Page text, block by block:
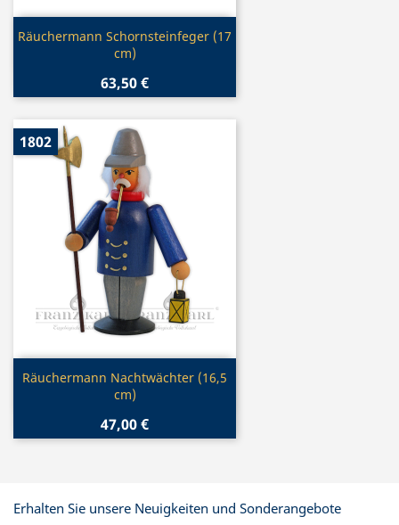
 Vorschau
Räuchermann Schornsteinfeger (17
cm)
63,50 €
Vorschau
Räuchermann Nachtwächter (16,5
cm)
47,00 €
1802
Erhalten Sie unsere Neuigkeiten und Sonderangebote